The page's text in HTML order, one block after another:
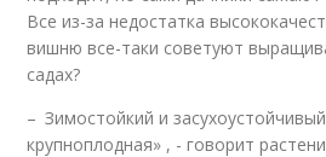
Все из-за недостатка
вишню все-таки советуют
садах?
– Зимостойкий и
крупноплодная» , - говорит